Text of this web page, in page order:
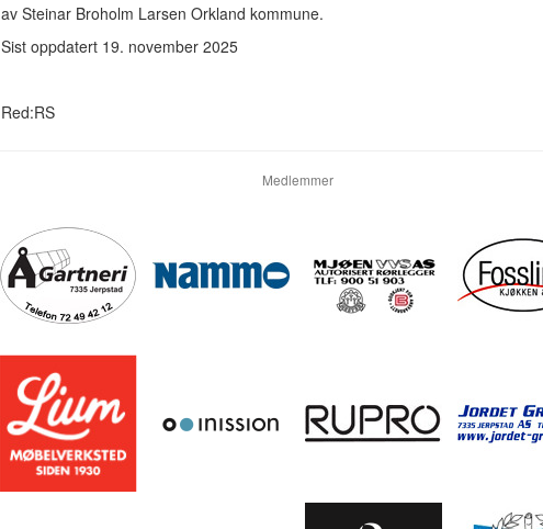
av Steinar Broholm Larsen Orkland kommune.
Sist oppdatert 19. november 2025
Red:RS
Medlemmer